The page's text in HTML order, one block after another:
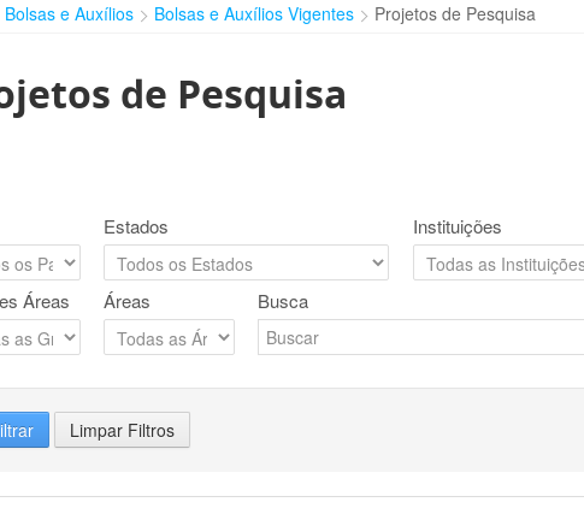
Bolsas e Auxílios Bolsas e Auxílios Vigentes Projetos de Pesquisa
de Pesquisa
Estados Instituições
Áreas Áreas Busca
Limpar Filtros